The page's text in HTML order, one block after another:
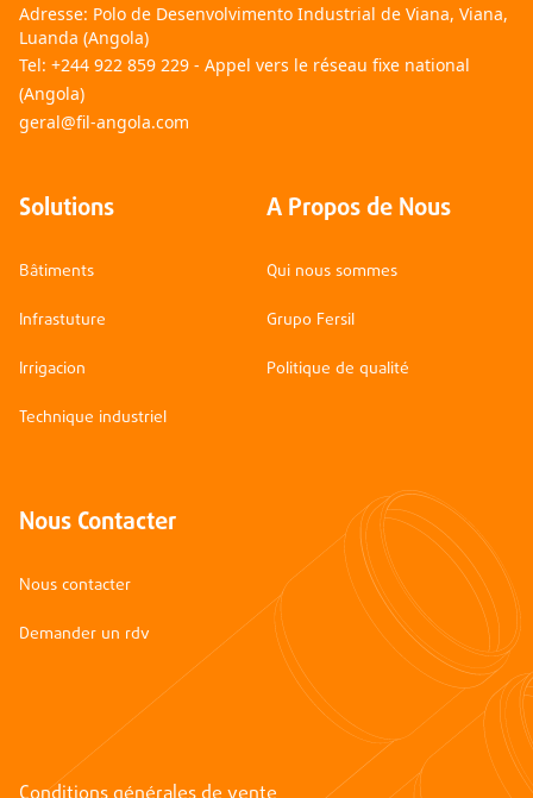
Adresse: Polo de Desenvolvimento Industrial de Viana, Viana,
Luanda (Angola)
Tel: +244 922 859 229 - Appel vers le réseau fixe national
(Angola)
geral@fil-angola.com
Solutions
Bâtiments
Infrastuture
Irrigacion
Technique industriel
A Propos de Nous
Qui nous sommes
Grupo Fersil
Politique de qualité
Nous Contacter
Nous contacter
Demander un rdv